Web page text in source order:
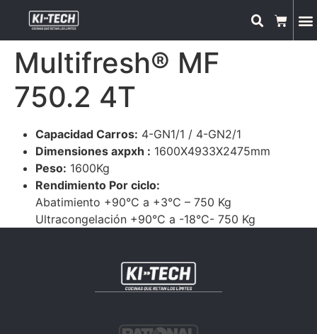
Multifresh® MF
750.2 4T
Capacidad Carros: 4-GN1/1 / 4-GN2/1
Dimensiones axpxh : 1600X4933X2475mm
Peso: 1600Kg
Rendimiento Por ciclo:
Abatimiento +90°C a +3°C – 750 Kg
Ultracongelación +90°C a -18°C- 750 Kg